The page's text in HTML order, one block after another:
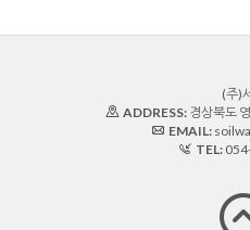
(주)
ADDRESS: 경상북도
EMAIL:
TEL: